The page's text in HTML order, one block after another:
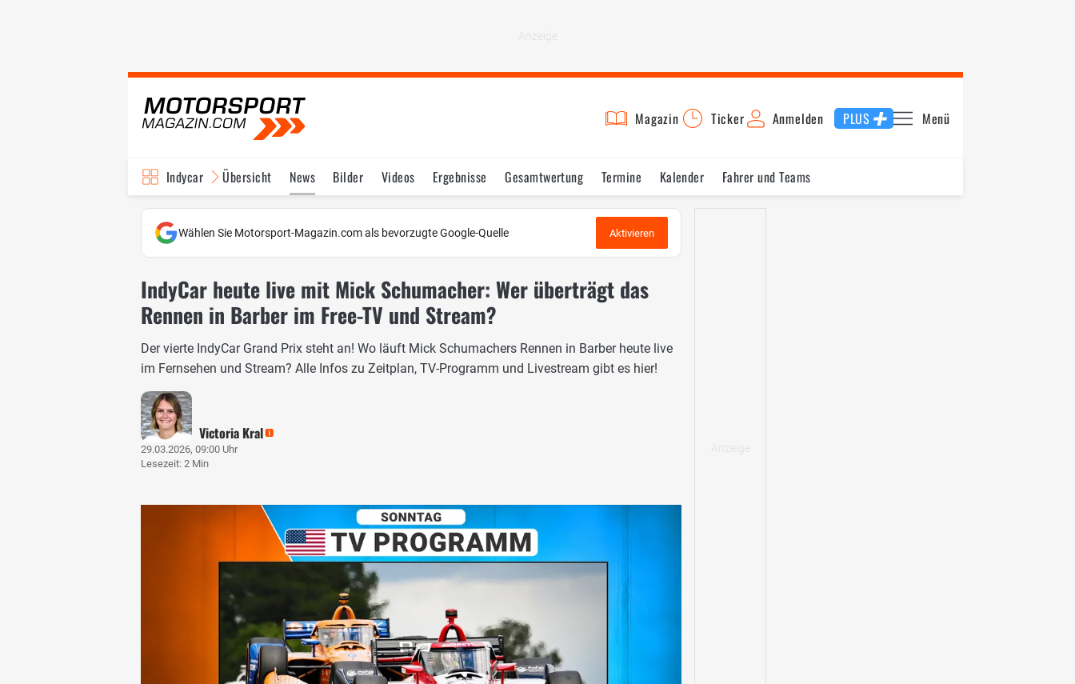
Magazin Ticker Anmelden PLUS Menü
Indycar Übersicht News Bilder Videos Ergebnisse Gesamtwertung Termine Kalender Fahrer und Teams
Wählen Sie Motorsport-Magazin.com als bevorzugte Google-Quelle Aktivieren
IndyCar heute live mit Mick Schumacher: Wer überträgt das
Rennen in Barber im Free-TV und Stream?
Der vierte IndyCar Grand Prix steht an! Wo läuft Mick Schumachers Rennen in Barber heute live
im Fernsehen und Stream? Alle Infos zu Zeitplan, TV-Programm und Livestream gibt es hier!
Victoria Kral
29.03.2026, 09:00 Uhr
Lesezeit: 2 Min